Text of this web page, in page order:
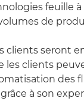
feuille
de
clients seront
les clients
des
à son